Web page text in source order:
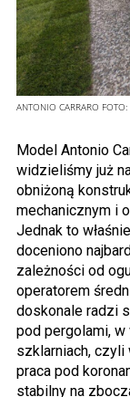
ANTONIO CARRARO FOTO:
Model Antonio
widzieliśmy już
obniżoną
mechanicznym i
Jednak to
doceniono
zależności od
operatorem
doskonale radzi
pod pergolami, w
szklarniach,
praca pod
stabilny na